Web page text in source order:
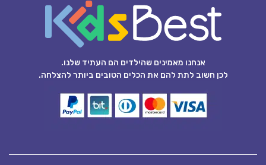
אנחנו מאמינים שהילדים הם העתיד שלנו.
לכן חשוב לתת להם את הכלים הטובים ביותר להצלחה.